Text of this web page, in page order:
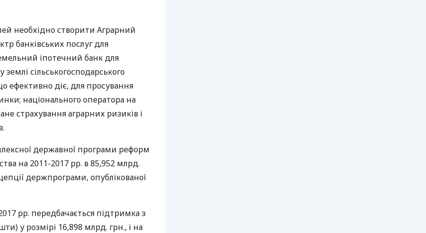
необхідно створити Аграрний
банківських послуг для
іпотечний банк для
сільськогосподарського
ефективно діє, для просування
національного оператора на
страхування аграрних ризиків і
державної програми реформ
на 2011-2017 рр. в 85,952 млрд.
держпрограми, опублікованої
рр. передбачається підтримка з
у розмірі 16,898 млрд. грн., і на